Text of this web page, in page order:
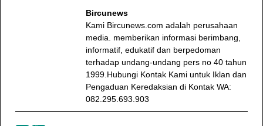
Bircunews
Kami Bircunews.com adalah perusahaan
media. memberikan informasi berimbang,
informatif, edukatif dan berpedoman
terhadap undang-undang pers no 40 tahun
1999.Hubungi Kontak Kami untuk Iklan dan
Pengaduan Keredaksian di Kontak WA:
082.295.693.903